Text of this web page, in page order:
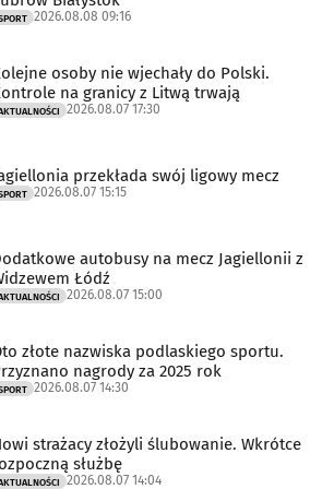
2026.08.08 09:16
osoby nie wjechały do Polski.
na granicy z Litwą trwają
2026.08.07 17:30
przekłada swój ligowy mecz
2026.08.07 15:15
autobusy na mecz Jagiellonii z
Łódź
2026.08.07 15:00
złote nazwiska podlaskiego sportu.
nagrody za 2025 rok
2026.08.07 14:30
strażacy złożyli ślubowanie. Wkrótce
służbę
2026.08.07 14:04